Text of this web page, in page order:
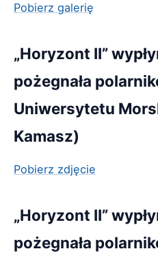
Pobierz galerię
„Horyzont II”
pożegnała
Uniwersytetu
Kamasz)
Pobierz zdjęcie
„Horyzont II”
pożegnała